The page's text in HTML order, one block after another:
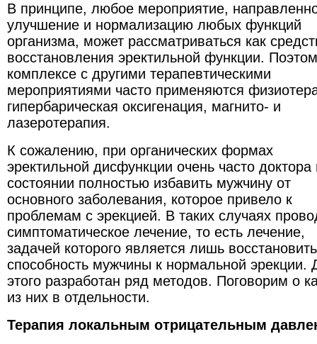
В принципе, любое мероприятие,
улучшение и нормализацию любых функций
организма, может рассматриваться как
восстановления эректильной функции.
комплексе с другими терапевтическими
мероприятиями часто применяются
гипербарическая оксигенация, магнито- и
лазеротерапия.
К сожалению, при органических формах
эректильной дисфункции очень часто доктора
состоянии полностью избавить мужчину от
основного заболевания, которое привело к
проблемам с эрекцией. В таких случаях
симптоматическое лечение, то есть лечение,
задачей которого является лишь восстановить
способность мужчины к нормальной эрекции.
этого разработан ряд методов. Поговорим о
из них в отдельности.
Терапия локальным отрицательным